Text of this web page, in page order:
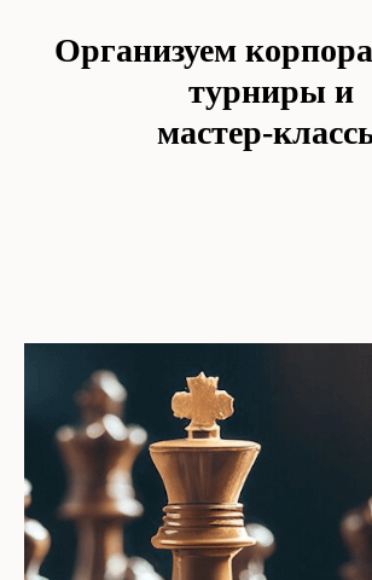
Организуем
турниры и
мастер-